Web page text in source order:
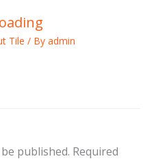
Tile / By admin
published. Required